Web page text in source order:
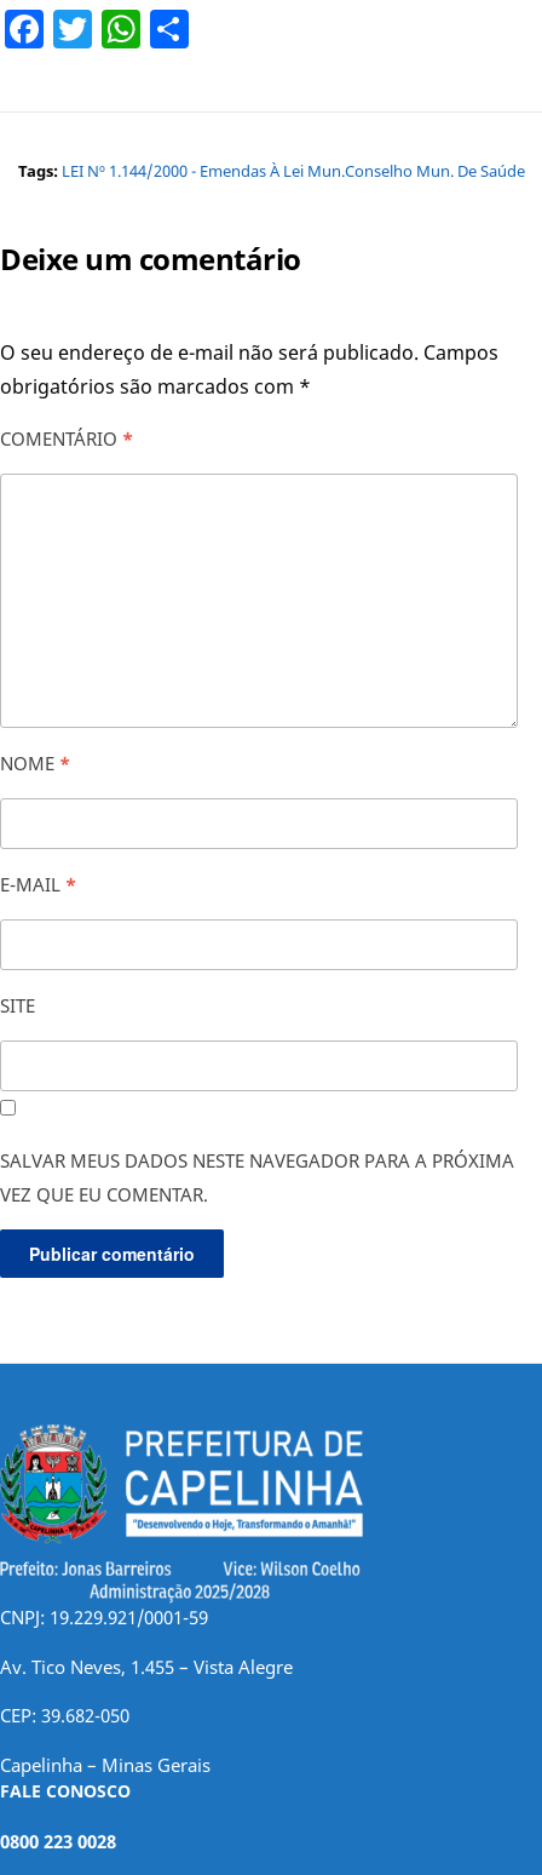
Facebook
TwitterWhatsApp
Tags: LEI Nº 1.144/2000 - Emendas À Lei Mun.Conselho Mun. De Saúde
Deixe um comentário
O seu endereço de e-mail não será publicado. Campos
obrigatórios são marcados com *
COMENTÁRIO *
NOME *
E-MAIL *
SITE
SALVAR MEUS DADOS NESTE NAVEGADOR PARA A PRÓXIMA
VEZ QUE EU COMENTAR.
CNPJ: 19.229.921/0001-59
Av. Tico Neves, 1.455 – Vista Alegre
CEP: 39.682-050
Capelinha – Minas Gerais
FALE CONOSCO
0800 223 0028